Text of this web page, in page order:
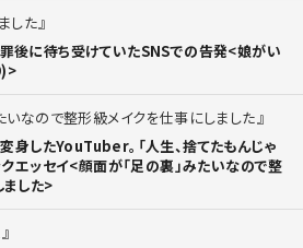
した
罪後に待ち受けていたSNSでの告発<娘がい
いなので整形級メイクを仕事にしました
変身したYouTuber。「人生、捨てたもんじゃ
エッセイ<顔面が「足の裏」みたいなので整
した>